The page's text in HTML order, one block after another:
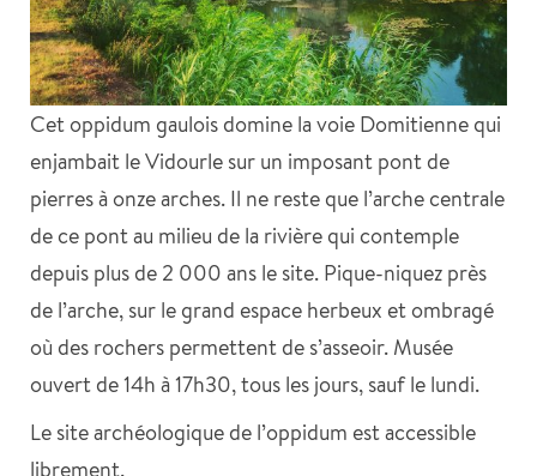
Cet oppidum gaulois domine la voie Domitienne qui
enjambait le Vidourle sur un imposant pont de
pierres à onze arches. Il ne reste que l’arche centrale
de ce pont au milieu de la rivière qui contemple
depuis plus de 2 000 ans le site. Pique-niquez près
de l’arche, sur le grand espace herbeux et ombragé
où des rochers permettent de s’asseoir. Musée
ouvert de 14h à 17h30, tous les jours, sauf le lundi.
Le site archéologique de l’oppidum est accessible
librement.